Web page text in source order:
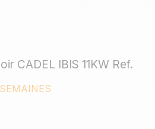
CADEL IBIS 11KW Ref.